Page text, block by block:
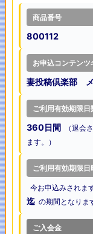
商品番号
800112
お申込コンテンツ
妻投稿倶楽部
ご利用有効期限日
360日間
（退会
ます。）
ご利用有効期限日
今お申込みされま
迄 の期間となりま
ご入会金